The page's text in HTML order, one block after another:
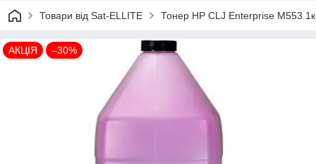
Товари від Sat-ELLITE Тонер HP CLJ Enterprise M553
АКЦІЯ –30%